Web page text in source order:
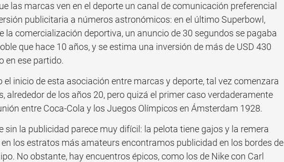
las marcas ven en el deporte un canal de comunicación preferencial
publicitaria a números astronómicos: en el último Superbowl,
la comercialización deportiva, un anuncio de 30 segundos se pagaba
que hace 10 años, y se estima una inversión de más de USD 430
en ese partido.
el inicio de esta asociación entre marcas y deporte, tal vez comenzara
alrededor de los años 20, pero quizá el primer caso verdaderamente
entre Coca-Cola y los Juegos Olímpicos en Ámsterdam 1928.
sin la publicidad parece muy difícil: la pelota tiene gajos y la remera
los estratos más amateurs encontramos publicidad en los bordes de
No obstante, hay encuentros épicos, como los de Nike con Carl